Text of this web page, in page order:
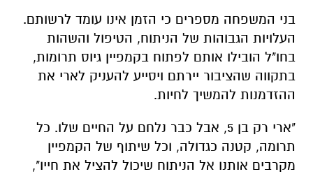
בני המשפחה מספרים כי הזמן אינו עומד לרשותם.
העלויות הגבוהות של הניתוח, הטיפול והשהות
בחו"ל הובילו אותם לפתוח בקמפיין גיוס תרומות,
בתקווה שהציבור יירתם ויסייע להעניק לארי את
ההזדמנות להמשיך לחיות.
"ארי רק בן 5, אבל כבר נלחם על החיים שלו. כל
תרומה, קטנה כגדולה, וכל שיתוף של הקמפיין
מקרבים אותנו אל הניתוח שיכול להציל את חייו",